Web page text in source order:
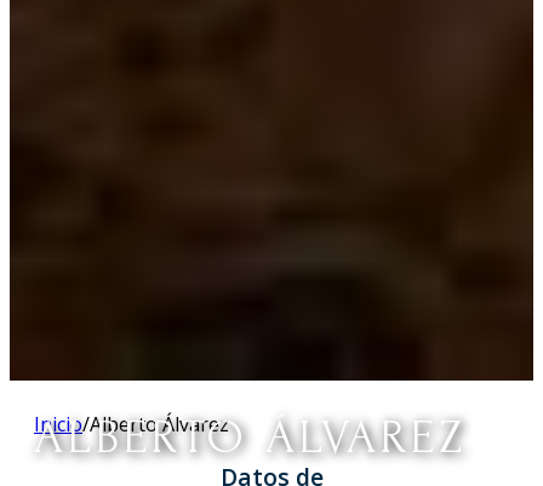
ALBERTO ÁLVAREZ
Inicio/Alberto Álvarez
Datos de